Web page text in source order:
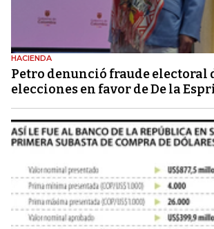
HACIENDA
Petro denunció fraude electoral
elecciones en favor de De la